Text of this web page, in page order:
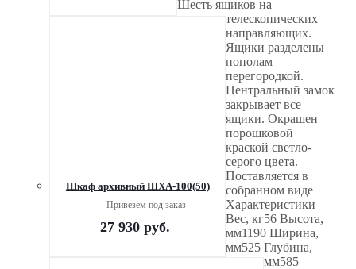
Шкаф архивный ШХА-100(50)
Привезем под заказ
27 930 руб.
Шесть ящиков на
телескопических
направляющих.
Ящики разделены
пополам
перегородкой.
Центральный замок
закрывает все
ящики. Окрашен
порошковой
краской светло-
серого цвета.
Поставляется в
собранном виде
Характеристики
Вес, кг56 Высота,
мм1190 Ширина,
мм525 Глубина,
мм585